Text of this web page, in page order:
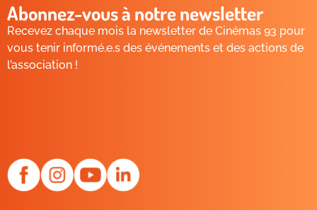
Abonnez-vous à notre newsletter
Recevez chaque mois la newsletter de Cinémas 93 pour
vous tenir informé.e.s des événements et des actions de
l’association !